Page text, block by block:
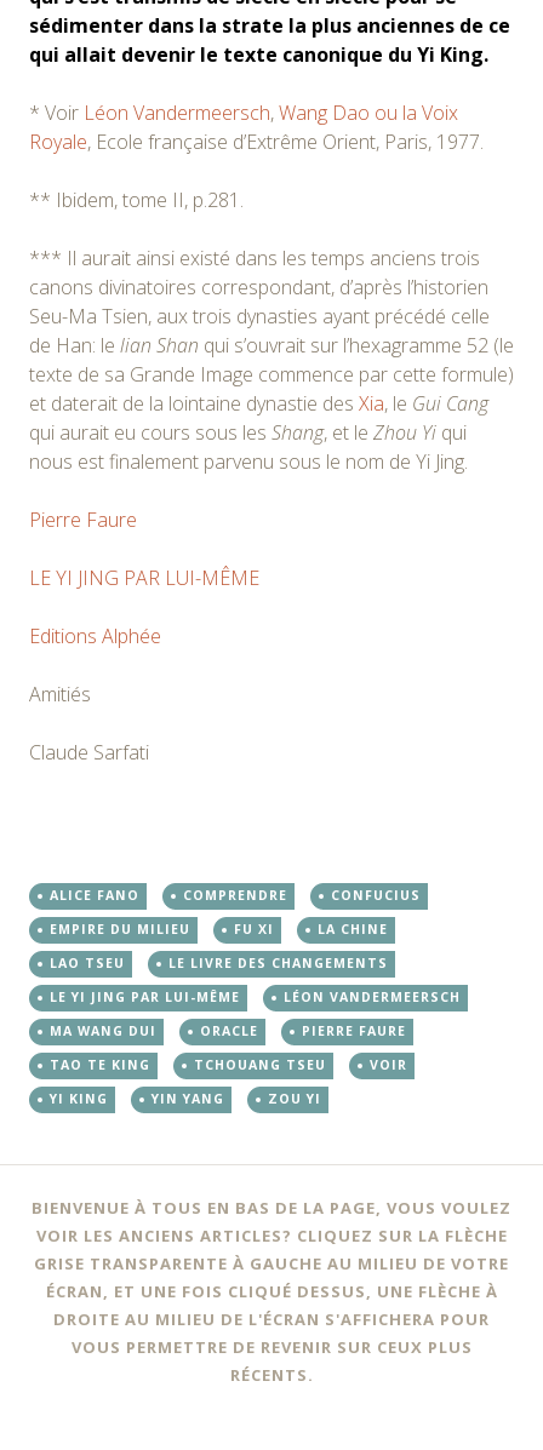
sédimenter dans la strate la plus anciennes de ce
qui allait devenir le texte canonique du Yi King.
* Voir Léon Vandermeersch,Wang Dao ou la Voix
Royale, Ecole française d’Extrême Orient, Paris, 1977.
** Ibidem, tome II, p.281.
*** Il aurait ainsi existé dans les temps anciens trois
canons divinatoires correspondant, d’après l’historien
Seu-Ma Tsien, aux trois dynasties ayant précédé celle
de Han: le lian Shan qui s’ouvrait sur l’hexagramme 52 (le
texte de sa Grande Image commence par cette formule)
et daterait de la lointaine dynastie des Xia, le Gui Cang
qui aurait eu cours sous les Shang, et le Zhou Yi qui
nous est finalement parvenu sous le nom de Yi Jing.
Pierre Faure
LE YI JING PAR LUI-MÊME
Editions Alphée
Amitiés
Claude Sarfati
ALICE FANO COMPRENDRE
CONFUCIUS
EMPIRE DU MILIEU
FU XI
LA CHINE
LAO TSEU
LE LIVRE DES CHANGEMENTS
LE YI JING PAR LUI-MÊME
LÉON VANDERMEERSCH
MA WANG DUI
ORACLE
PIERRE FAURE
TAO TE KING
TCHOUANG TSEU
VOIR
YI KING
YIN YANG ZOU YI
BIENVENUE À TOUS EN BAS DE LA PAGE, VOUS VOULEZ
VOIR LES ANCIENS ARTICLES? CLIQUEZ SUR LA FLÈCHE
GRISE TRANSPARENTE À GAUCHE AU MILIEU DE VOTRE
ÉCRAN, ET UNE FOIS CLIQUÉ DESSUS, UNE FLÈCHE À
DROITE AU MILIEU DE L'ÉCRAN S'AFFICHERA POUR
VOUS PERMETTRE DE REVENIR SUR CEUX PLUS
RÉCENTS.